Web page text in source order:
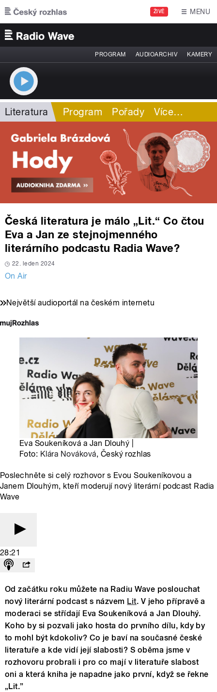
Přejít k hlavnímu obsahu
ŽIVĚ MENU
PROGRAM AUDIOARCHIV KAMERY
Literatura Program Pořady Více…
Česká literatura je málo „Lit.“ Co čtou
Eva a Jan ze stejnojmenného
literárního podcastu Radia Wave?
22. leden 2024
On Air
Největší audioportál na českém internetu
Eva Soukeníková a Jan Dlouhý |
Foto: Klára Nováková, Český rozhlas
Poslechněte si celý rozhovor s Evou Soukeníkovou a
Janem Dlouhým, kteří moderují nový literární podcast Radia
Wave
28:21
Od začátku roku můžete na Radiu Wave poslouchat
nový literární podcast s názvem Lit. V jeho přípravě a
moderaci se střídají Eva Soukeníková a Jan Dlouhý.
Koho by si pozvali jako hosta do prvního dílu, kdy by
to mohl být kdokoliv? Co je baví na současné české
literatuře a kde vidí její slabosti? S oběma jsme v
rozhovoru probrali i pro co mají v literatuře slabost
oni a která kniha je napadne jako první, když se řekne
„Lit.”